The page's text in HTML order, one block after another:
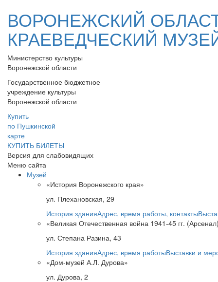
ВОРОНЕЖСКИЙ
КРАЕВЕДЧЕСКИЙ
Министерство культуры
Воронежской области
Государственное бюджетное
учреждение культуры
Воронежской области
Купить
по Пушкинской
карте
КУПИТЬ БИЛЕТЫ
Версия для слабовидящих
Меню сайта
Музей
«История Воронежского края»
ул. Плехановская, 29
История зданияАдрес, время работы, контакты
«Великая Отечественная война 1941-45 гг.
ул. Степана Разина, 43
История зданияАдрес, время работыВыставки и
«Дом-музей А.Л. Дурова»
ул. Дурова, 2